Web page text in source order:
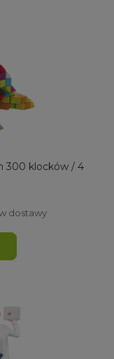
300 klocków / 4
dostawy